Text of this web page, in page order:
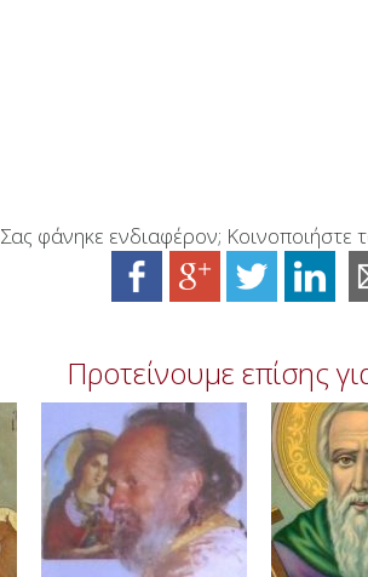
Σας φάνηκε ενδιαφέρον; Κοινοποιήστε
Προτείνουμε επίσης